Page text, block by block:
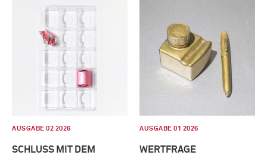
AUSGABE 02 2026
SCHLUSS MIT DEM
AUSGABE 01 2026
WERTFRAGE